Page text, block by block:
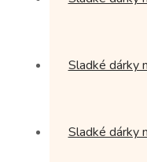
Sladké dárky
Sladké dárky